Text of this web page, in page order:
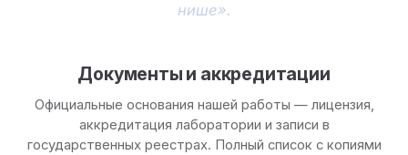
нише».
Документы и аккредитации
Официальные основания нашей работы — лицензия,
аккредитация лаборатории и записи в
государственных реестрах. Полный список с копиями